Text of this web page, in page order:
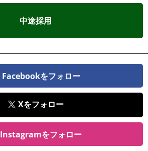
中途採用
Facebookをフォロー
Xをフォロー
Instagramをフォロー